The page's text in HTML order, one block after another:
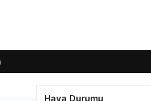
Hava Durumu